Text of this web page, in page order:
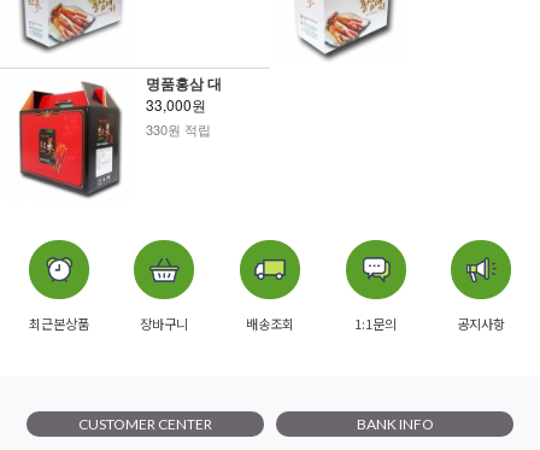
명품홍삼 대
33,000원
330원 적립
최근본상품 장바구니 배송조회 1:1문의 공지사항
CUSTOMER CENTER BANK INFO